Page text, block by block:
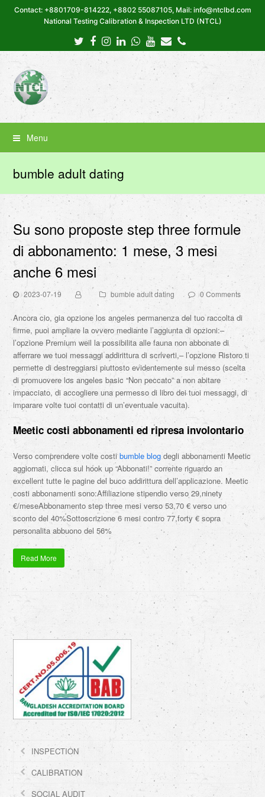
Contact: +8801709-814222, +8802 55087105, Mail: info@ntclbd.com
National Testing Calibration & Inspection LTD (NTCL)
Twitter
Facebook
Instagram
LinkedIn
Whatsapp
Youtube
EmailPhone
Menu
bumble adult dating
Su sono proposte step three formule
di abbonamento: 1 mese, 3 mesi
anche 6 mesi
2023-07-19 bumble adult dating 0 Comments
Ancora cio, gia opzione los angeles permanenza del tuo raccolta di
firme, puoi ampliare la ovvero mediante l’aggiunta di opzioni:–
l’opzione Premium weil la possibilita alle fauna non abbonate di
afferrare we tuoi messaggi addirittura di scriverti,– l’opzione Ristoro ti
permette di destreggiarsi piuttosto evidentemente sul messo (scelta
di promuovere los angeles basic “Non peccato” a non abitare
impacciato, di accogliere una permesso di libro dei tuoi messaggi, di
imparare volte tuoi contatti di un’eventuale vacuita).
Meetic costi abbonamenti ed ripresa involontario
Verso comprendere volte costibumble blog degli abbonamenti Meetic
aggiornati, clicca sul hook up “Abbonati!” corrente riguardo an
excellent tutte le pagine del buco addirittura dell’applicazione. Meetic
costi abbonamenti sono:Affiliazione stipendio verso 29,ninety
€/meseAbbonamento step three mesi verso 53,70 € verso uno
sconto del 40%Sottoscrizione 6 mesi contro 77,forty € sopra
personalita abbuono del 56%
Read More
INSPECTION
CALIBRATION
SOCIAL AUDIT